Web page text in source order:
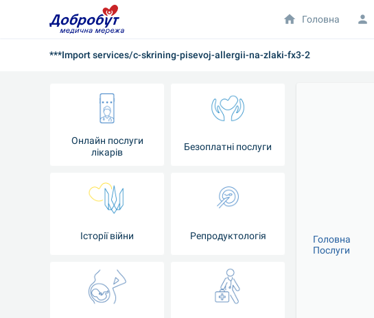
***Import services/c-skrining-pisevoj-allergii-na-zlaki-fx3-2
Онлайн послуги
лікарів
Безоплатні послуги
Історії війни Репродуктологія
Головна
Послуги
Головна